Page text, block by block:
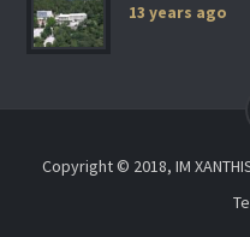
13 years ago
Copyright © 2018, IM